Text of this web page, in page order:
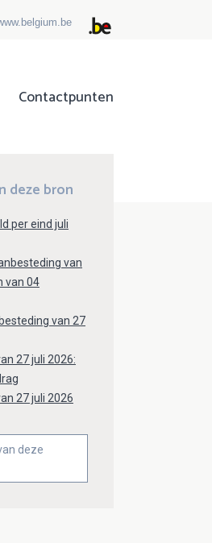
Contactpunten
deze bron
per eind juli
van
van 04
van 27
27 juli 2026:
27 juli 2026
deze